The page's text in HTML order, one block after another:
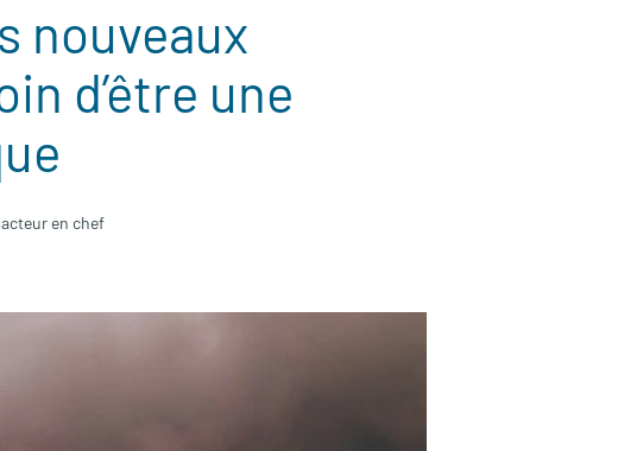
nouveaux
d’être une
en chef